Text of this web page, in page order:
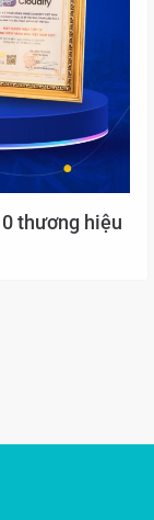
thương hiệu